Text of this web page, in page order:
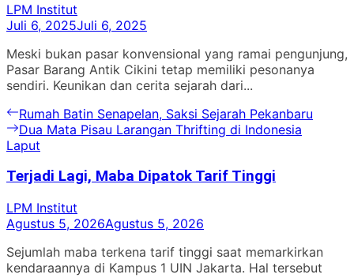
LPM Institut
Juli 6, 2025Juli 6, 2025
Meski bukan pasar konvensional yang ramai pengunjung,
Pasar Barang Antik Cikini tetap memiliki pesonanya
sendiri. Keunikan dan cerita sejarah dari...
Navigasi
pos
Previous
post:
Rumah Batin Senapelan, Saksi Sejarah Pekanbaru
Next
post:
Dua Mata Pisau Larangan Thrifting di Indonesia
Laput
Terjadi Lagi, Maba Dipatok Tarif Tinggi
LPM Institut
Agustus 5, 2026Agustus 5, 2026
Sejumlah maba terkena tarif tinggi saat memarkirkan
kendaraannya di Kampus 1 UIN Jakarta. Hal tersebut